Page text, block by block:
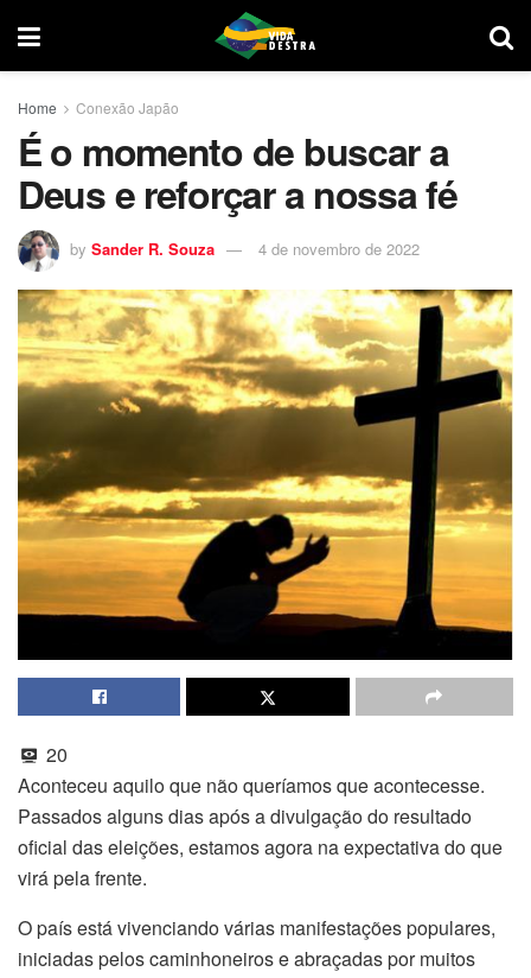
Home Conexão Japão
É o momento de buscar a
Deus e reforçar a nossa fé
by Sander R. Souza 4 de novembro de 2022
20
Aconteceu aquilo que não queríamos que acontecesse.
Passados alguns dias após a divulgação do resultado
oficial das eleições, estamos agora na expectativa do que
virá pela frente.
O país está vivenciando várias manifestações populares,
iniciadas pelos caminhoneiros e abraçadas por muitos